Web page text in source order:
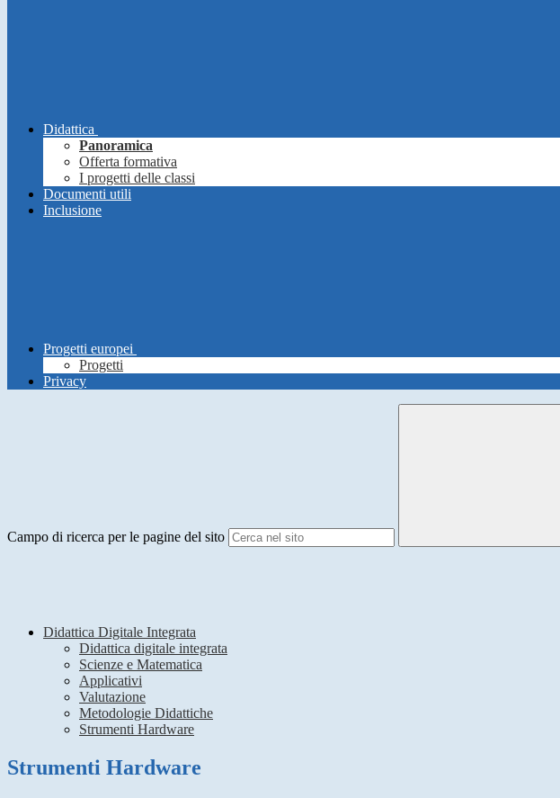
Didattica
Panoramica
Offerta formativa
I progetti delle classi
Documenti utili
Inclusione
Progetti europei
Progetti
Privacy
Campo di ricerca per le pagine del sito
Didattica Digitale Integrata
Didattica digitale integrata
Scienze e Matematica
Applicativi
Valutazione
Metodologie Didattiche
Strumenti Hardware
Strumenti Hardware